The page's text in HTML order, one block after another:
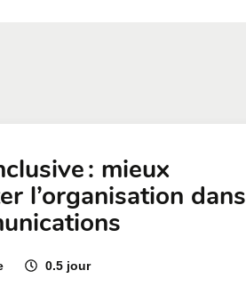
: mieux
l’organisation dans
0.5 jour